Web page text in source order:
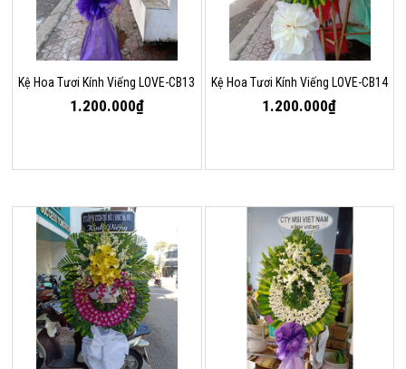
Kệ Hoa Tươi Kính Viếng LOVE-CB13
1.200.000₫
Kệ Hoa Tươi Kính Viếng LOVE-CB14
1.200.000₫